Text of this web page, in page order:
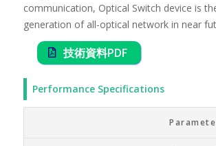
communication, Optical Switch device is
generation of all-optical network in near
技術資料PDF
Performance Specifications